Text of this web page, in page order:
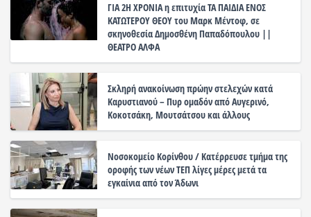
ΓΙΑ 2Η ΧΡΟΝΙΑ η επιτυχία ΤΑ ΠΑΙΔΙΑ ΕΝΟΣ
ΚΑΤΩΤΕΡΟΥ ΘΕΟΥ του Μαρκ Μέντοφ, σε
σκηνοθεσία Δημοσθένη Παπαδόπουλου ||
ΘΕΑΤΡΟ ΑΛΦΑ
Σκληρή ανακοίνωση πρώην στελεχών κατά
Καρυστιανού – Πυρ ομαδόν από Αυγερινό,
Κοκοτσάκη, Μουτσάτσου και άλλους
Νοσοκομείο Κορίνθου / Κατέρρευσε τμήμα της
οροφής των νέων ΤΕΠ λίγες μέρες μετά τα
εγκαίνια από τον Άδωνι